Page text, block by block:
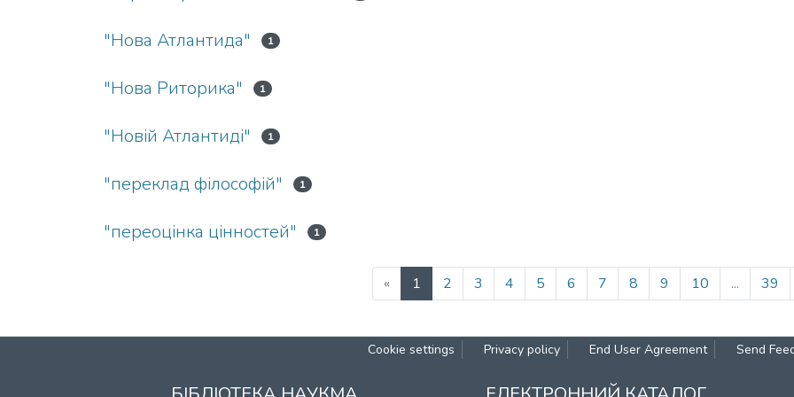
"Нова Атлантида"
1
"Нова Риторика" 1
"Новій Атлантиді" 1
"переклад філософій" 1
"переоцінка цінностей" 1
« 1 (current)
2 3 4 5 6 7 8 9 10 ... 39
Cookie settings Privacy policy End User Agreement Send